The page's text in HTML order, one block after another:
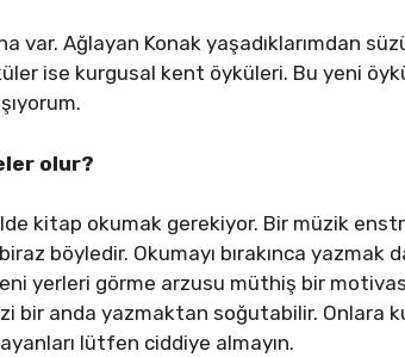
var. Ağlayan Konak yaşadıklarımdan
ise kurgusal kent öyküleri. Bu yeni
olur?
kitap okumak gerekiyor. Bir müzik
böyledir. Okumayı bırakınca yazmak
yerleri görme arzusu müthiş bir
bir anda yazmaktan soğutabilir. Onlara
lütfen ciddiye almayın.